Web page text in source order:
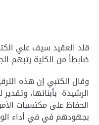
ضابطاً من الكلية رتبهم
وقال الكتبي إن هذه
الرشيدة بأبنائها،
الحفاظ على مكتسبات
بجهودهم في في أداء